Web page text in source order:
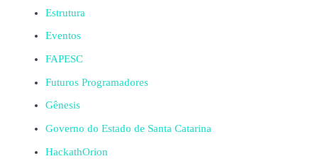
Estrutura
Eventos
FAPESC
Futuros Programadores
Gênesis
Governo do Estado de Santa Catarina
HackathOrion